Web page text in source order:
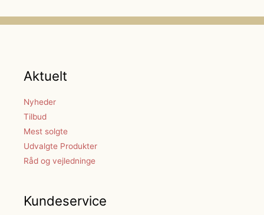
Aktuelt
Nyheder
Tilbud
Mest solgte
Udvalgte Produkter
Råd og vejledninge
Kundeservice